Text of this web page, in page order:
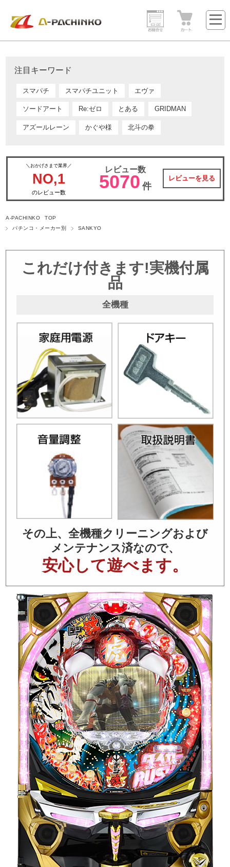
注目キーワード
スマパチ スマパチユニット エヴァ
ソードアート Re:ゼロ とある GRIDMAN
アズールレーン かぐや様 北斗の拳
＼おかげさまで業界／
NO,1
のレビュー数
レビュー数
5070 件
レビューを見る
A-PACHINKO TOP
パチンコ・メーカー別
SANKYO
これだけ付きます!実機付属
品
全機種
その上、全機種クリーニングおよび
メンテナンス済なので、
安心して遊べます。